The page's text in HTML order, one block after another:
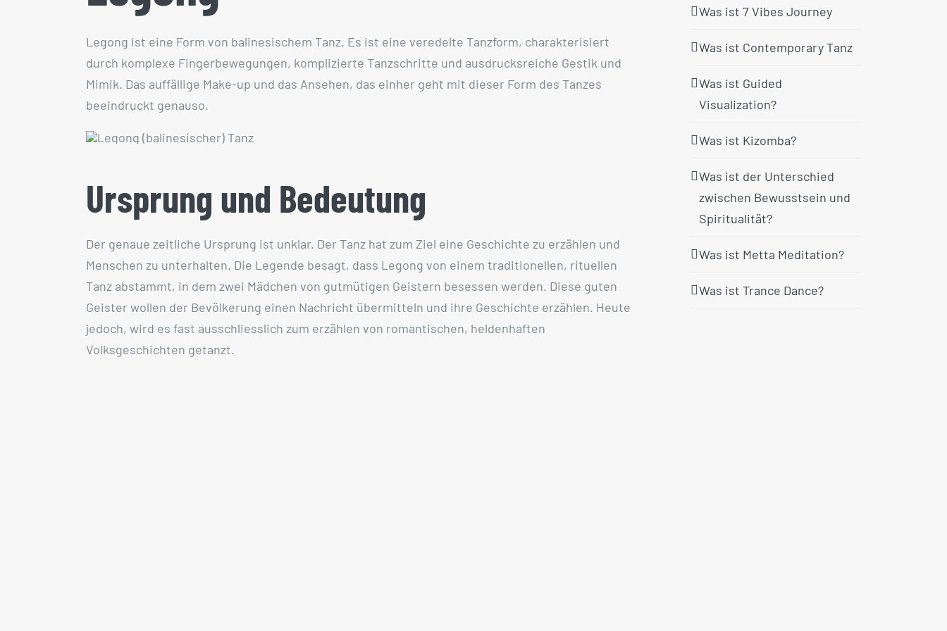
Legong ist eine Form von balinesischem Tanz. Es ist eine veredelte Tanzform, charakterisiert
durch komplexe Fingerbewegungen, komplizierte Tanzschritte und ausdrucksreiche Gestik und
Mimik. Das auffällige Make-up und das Ansehen, das einher geht mit dieser Form des Tanzes
beeindruckt genauso.
Ursprung und Bedeutung
Der genaue zeitliche Ursprung ist unklar. Der Tanz hat zum Ziel eine Geschichte zu erzählen und
Menschen zu unterhalten. Die Legende besagt, dass Legong von einem traditionellen, rituellen
Tanz abstammt, in dem zwei Mädchen von gutmütigen Geistern besessen werden. Diese guten
Geister wollen der Bevölkerung einen Nachricht übermitteln und ihre Geschichte erzählen. Heute
jedoch, wird es fast ausschliesslich zum erzählen von romantischen, heldenhaften
Volksgeschichten getanzt.
Was ist 7 Vibes Journey
Was ist Contemporary Tanz
Was ist Guided
Visualization?
Was ist Kizomba?
Was ist der Unterschied
zwischen Bewusstsein und
Spiritualität?
Was ist Metta Meditation?
Was ist Trance Dance?